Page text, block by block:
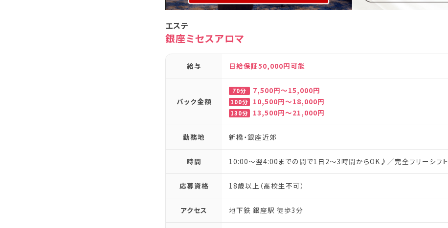
エステ
銀座ミセスアロマ
給与 日給保証50,000円可能
バック金額
70分 7,500円～15,000円
100分 10,500円～18,000円
130分 13,500円～21,000円
勤務地 新橋・銀座近郊
時間 10:00～翌4:00までの間で1日2～3時間からOK♪／完全フリーシフト
応募資格 18歳以上（高校生不可）
アクセス 地下鉄 銀座駅 徒歩3分